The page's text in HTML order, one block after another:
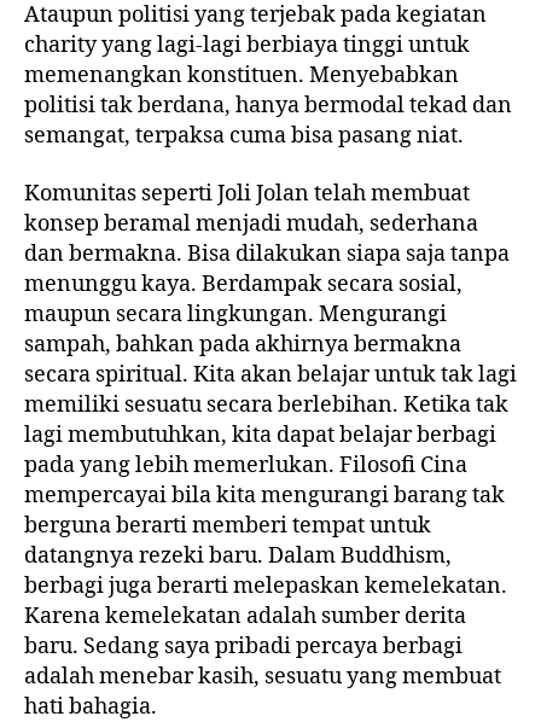
Ataupun politisi yang terjebak pada kegiatan
charity yang lagi-lagi berbiaya tinggi untuk
memenangkan konstituen. Menyebabkan
politisi tak berdana, hanya bermodal tekad dan
semangat, terpaksa cuma bisa pasang niat.
Komunitas seperti Joli Jolan telah membuat
konsep beramal menjadi mudah, sederhana
dan bermakna. Bisa dilakukan siapa saja tanpa
menunggu kaya. Berdampak secara sosial,
maupun secara lingkungan. Mengurangi
sampah, bahkan pada akhirnya bermakna
secara spiritual. Kita akan belajar untuk tak lagi
memiliki sesuatu secara berlebihan. Ketika tak
lagi membutuhkan, kita dapat belajar berbagi
pada yang lebih memerlukan. Filosofi Cina
mempercayai bila kita mengurangi barang tak
berguna berarti memberi tempat untuk
datangnya rezeki baru. Dalam Buddhism,
berbagi juga berarti melepaskan kemelekatan.
Karena kemelekatan adalah sumber derita
baru. Sedang saya pribadi percaya berbagi
adalah menebar kasih, sesuatu yang membuat
hati bahagia.